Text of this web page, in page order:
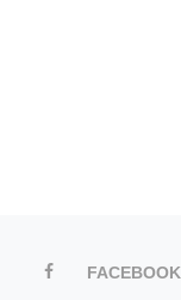
FACEBOOK